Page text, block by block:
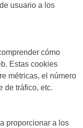
usuario a los
cómo
Estas cookies
métricas, el número
de tráfico, etc.
proporcionar a los